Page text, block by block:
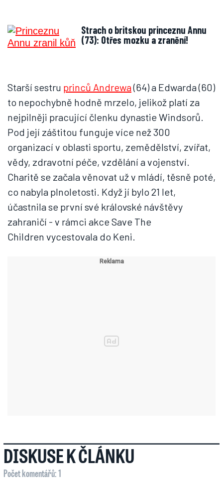
Strach o britskou princeznu Annu
(73): Otřes mozku a zranění!
Starší sestru princů Andrewa(64) a Edwarda (60)
to nepochybně hodně mrzelo, jelikož platí za
nejpilněji pracující členku dynastie Windsorů.
Pod její záštitou funguje více než 300
organizací v oblasti sportu, zemědělství, zvířat,
vědy, zdravotní péče, vzdělání a vojenství.
Charitě se začala věnovat už v mládí, těsně poté,
co nabyla plnoletosti. Když jí bylo 21 let,
účastnila se první své královské návštěvy
zahraničí - v rámci akce Save The
Children vycestovala do Keni.
DISKUSE K ČLÁNKU
Počet komentářů: 1